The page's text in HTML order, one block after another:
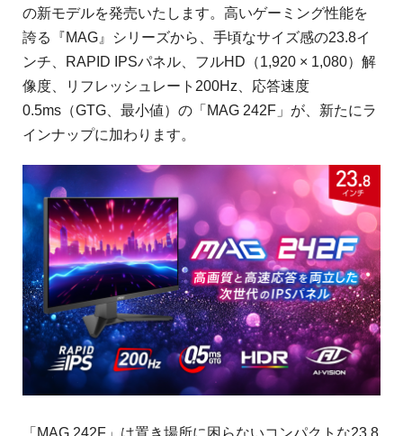
の新モデルを発売いたします。高いゲーミング性能を
誇る『MAG』シリーズから、手頃なサイズ感の23.8イ
ンチ、RAPID IPSパネル、フルHD（1,920 × 1,080）解
像度、リフレッシュレート200Hz、応答速度
0.5ms（GTG、最小値）の「MAG 242F」が、新たにラ
インナップに加わります。